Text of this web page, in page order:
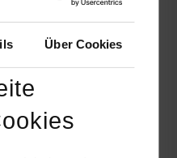
Über Cookies